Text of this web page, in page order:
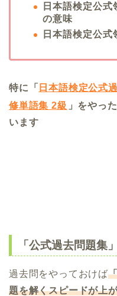
日本語検定公
の意味
日本語検定公
特に「 日本語検定公式
修単語集 2級 」をやっ
います
「公式過去問題集
過去問をやっておけば
題を解くスピードが上